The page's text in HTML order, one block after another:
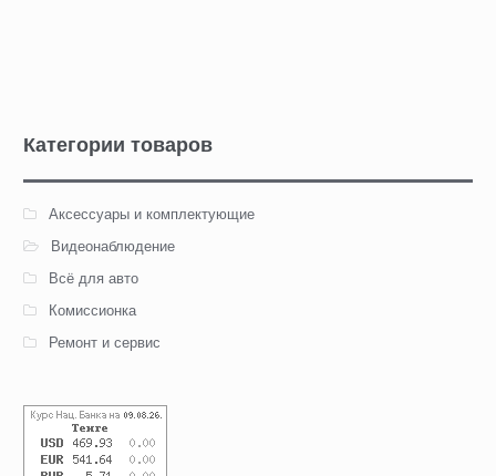
Категории товаров
Аксессуары и комплектующие
Видеонаблюдение
Всё для авто
Комиссионка
Ремонт и сервис